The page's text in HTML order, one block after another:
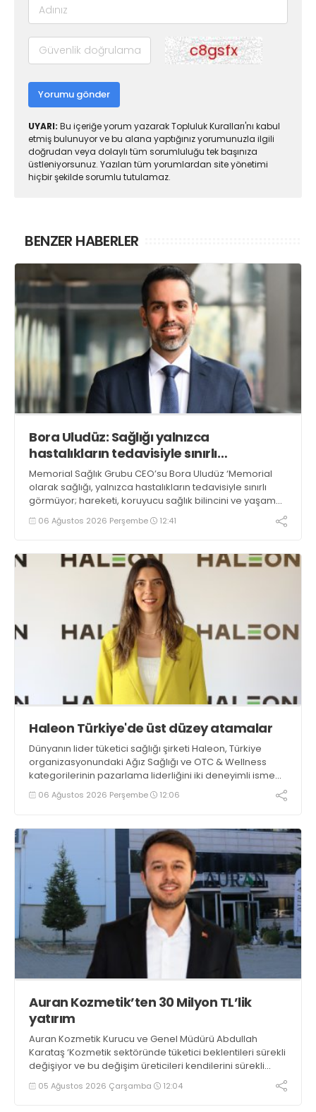
Yorumu gönder
UYARI: Bu içeriğe yorum yazarak Topluluk Kuralları'nı kabul
etmiş bulunuyor ve bu alana yaptığınız yorumunuzla ilgili
doğrudan veya dolaylı tüm sorumluluğu tek başınıza
üstleniyorsunuz. Yazılan tüm yorumlardan site yönetimi
hiçbir şekilde sorumlu tutulamaz.
BENZER HABERLER
Bora Uludüz: Sağlığı yalnızca
hastalıkların tedavisiyle sınırlı
görmüyoruz
Memorial Sağlık Grubu CEO’su Bora Uludüz ‘Memorial
olarak sağlığı, yalnızca hastalıkların tedavisiyle sınırlı
görmüyor; hareketi, koruyucu sağlık bilincini ve yaşam
kalitesini destekleyen her adımı bu yaklaşımın ayrılmaz
bir parçası olarak değerlendiriyoruz. Sporun düzenli ve
hem fiziksel hem de zihinsel iyilik halini güçlendirdiğine
inanıyoruz’ dedi
06 Ağustos 2026 Perşembe 12:41
Haleon Türkiye'de üst düzey atamalar
Dünyanın lider tüketici sağlığı şirketi Haleon, Türkiye
organizasyonundaki Ağız Sağlığı ve OTC & Wellness
kategorilerinin pazarlama liderliğini iki deneyimli isme
emanet etti. Ağız Sağlığı Kategorisi Liderliğine Işıl
Sağlam Balaban getirilirken, OTC & Wellness Kategorisi
06 Ağustos 2026 Perşembe 12:06
Auran Kozmetik’ten 30 Milyon TL’lik
yatırım
Auran Kozmetik Kurucu ve Genel Müdürü Abdullah
Karataş ‘Kozmetik sektöründe tüketici beklentileri sürekli
değişiyor ve bu değişim üreticileri kendilerini sürekli
geliştirmeye yönlendiriyor. Hedeflerimiz doğrultusunda
uluslararası pazardaki gücümüzü artırmak amacıyla
05 Ağustos 2026 Çarşamba 12:04